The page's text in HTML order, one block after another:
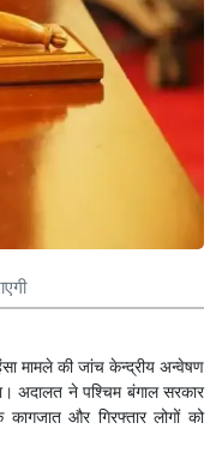
मामले की जांच केन्द्रीय अन्वेषण
अदालत ने पश्चिम बंगाल सरकार
और गिरफ्तार लोगों को